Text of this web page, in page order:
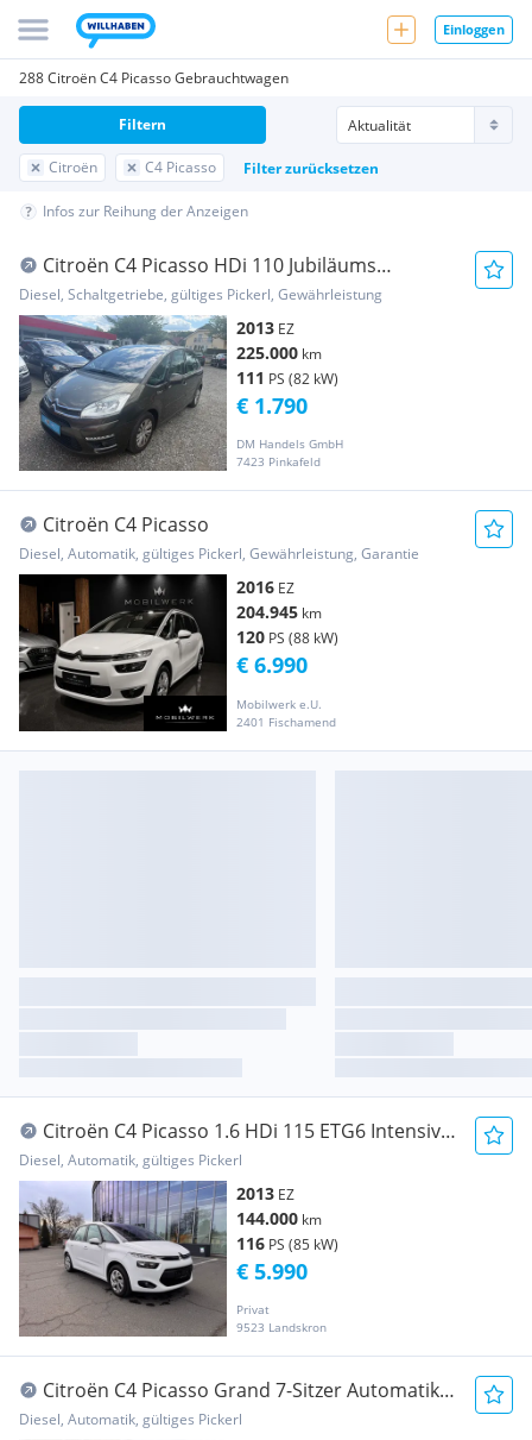
Einloggen
288 Citroën C4 Picasso Gebrauchtwagen
Citroën C4 Picasso Filter zurücksetzen
Filtern
Infos zur Reihung der Anzeigen
Citroën C4 Picasso HDi 110 Jubiläums
Collection
Diesel, Schaltgetriebe, gültiges Pickerl, Gewährleistung
2013 EZ
225.000 km
111 PS (82 kW)
DM Handels GmbH
7423 Pinkafeld
€ 1.790
Citroën C4 Picasso
Diesel, Automatik, gültiges Pickerl, Gewährleistung, Garantie
2016 EZ
204.945 km
120 PS (88 kW)
Mobilwerk e.U.
2401 Fischamend
€ 6.990
Citroën C4 Picasso 1.6 HDi 115 ETG6 Intensive
Edition
Diesel, Automatik, gültiges Pickerl
2013 EZ
144.000 km
116 PS (85 kW)
Privat
9523 Landskron
€ 5.990
Citroën C4 Picasso Grand 7-Sitzer Automatik |
Pickerl NEU | Facelift
Diesel, Automatik, gültiges Pickerl